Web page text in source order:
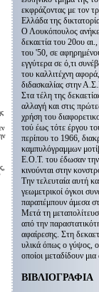
εκφράζοντας με τον
Ελλάδα της
Ο Λουκόπουλος
δεκαετία του 20ου
του '50, σε
εγγύτερα σε ό,τι
του καλλιτέχνη
διδασκαλίας στην
Στα τέλη της
αλλαγή και στις
χρήση του
τού έως τότε έργου
περίπου το 1966,
καμπυλόγραμμων
Ε.Ο.Τ. του έδωσαν την
κινούνται στην
Την τελευταία αυτή
γεωμετρικοί όγκοι
παραπέμπουν άμεσα
Μετά τη
από την
αφαίρεσης. Στη
υλικά όπως ο γύψος, ο
οποίοι μεταδίδουν
ΒΙΒΛΙΟΓΡΑΦΙΑ